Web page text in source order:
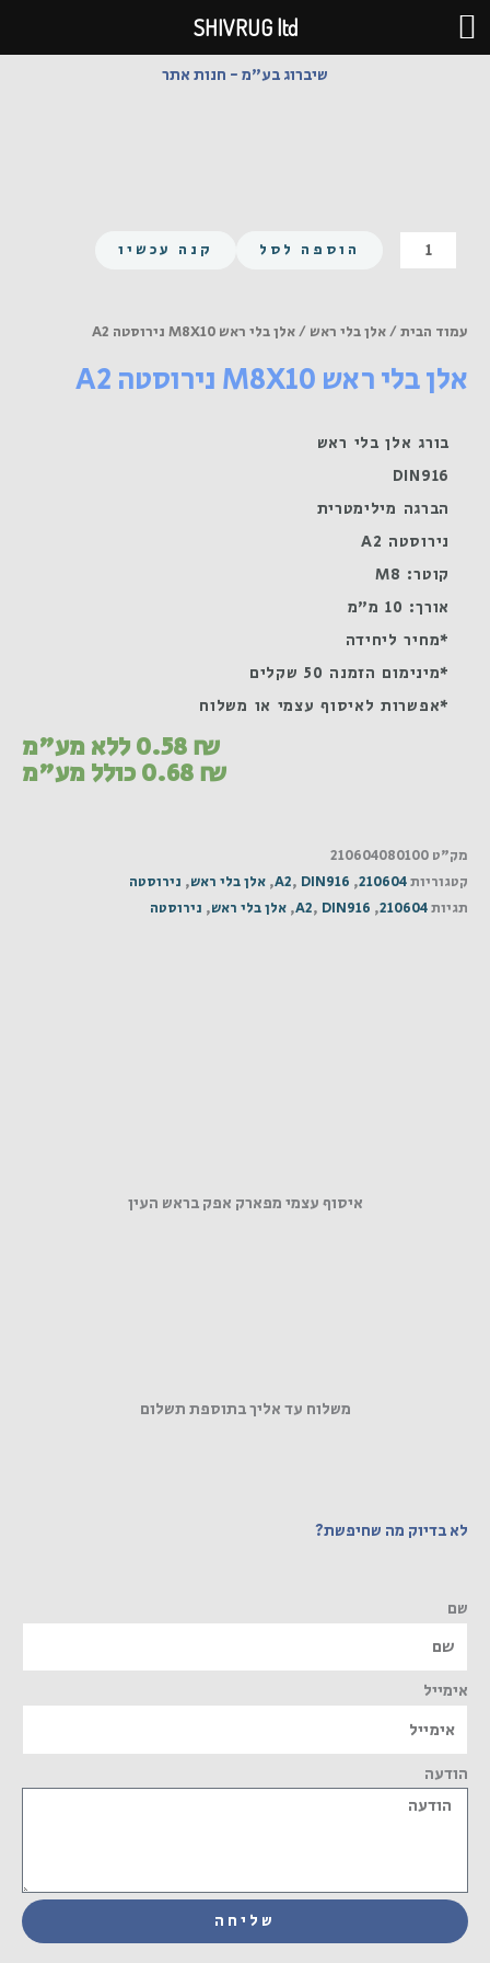
דילוג
לתוכן
שיברוג בע"מ - חנות אתר
כמות
של
M8X10
נירוסטה
הוספה לסל קנה עכשיו
עמוד הבית/אלן בלי ראש / אלן בלי ראש M8X10 נירוסטה A2
אלן בלי ראש M8X10 נירוסטה A2
בורג אלן בלי ראש
DIN916
הברגה מילימטרית
נירוסטה A2
קוטר: M8
אורך: 10 מ"מ
*מחיר ליחידה
*מינימום הזמנה 50 שקלים
*אפשרות לאיסוף עצמי או משלוח
0.58₪ ללא מע"מ
0.68₪ כולל מע"מ
מק"ט 210604080100
קטגוריות210604
,
A2, DIN916
, אלן בלי ראש, נירוסטה
תגיות210604
,
A2, DIN916
, אלן בלי ראש, נירוסטה
איסוף עצמי מפארק אפק בראש העין
משלוח עד אליך בתוספת תשלום
לא בדיוק מה שחיפשת?
שם
אימייל
הודעה
שליחה
SHIVRUG ltd